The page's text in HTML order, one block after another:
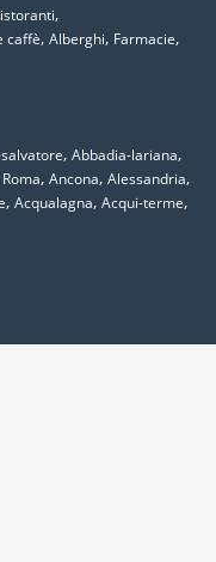
,
caffè, Alberghi, Farmacie,
, Abbadia-lariana,
Roma, Ancona, Alessandria,
, Acqualagna, Acqui-terme,